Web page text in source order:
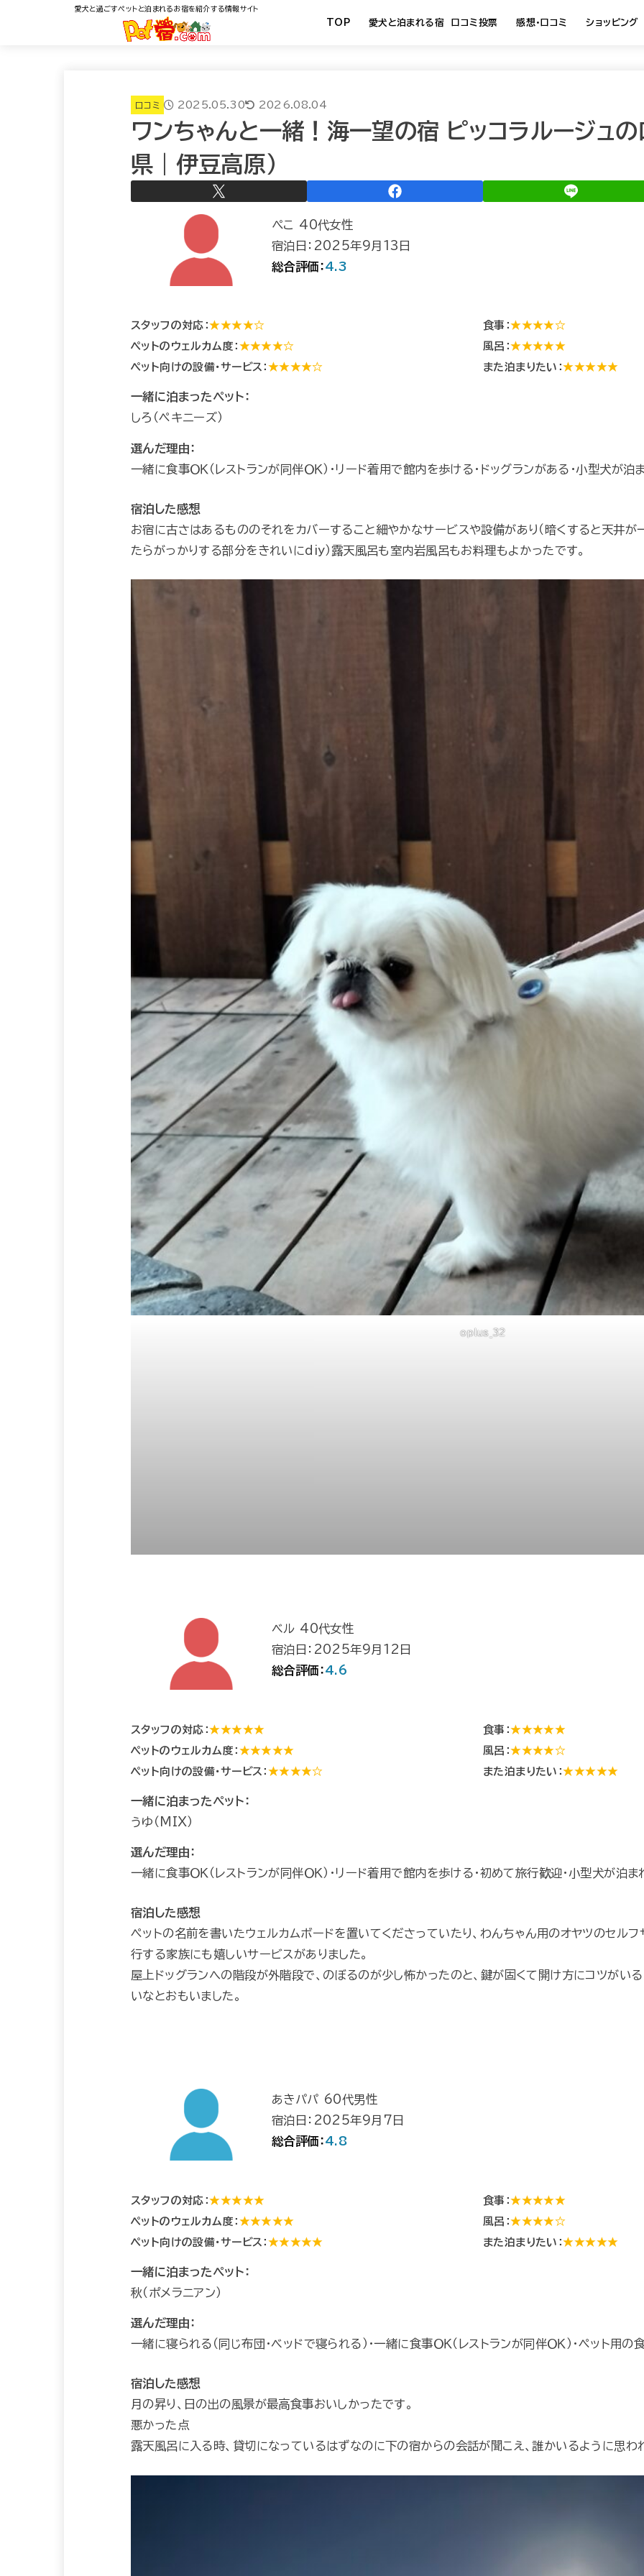
愛犬と過ごすペットと泊まれるお宿を紹介する情報サイト
TOP 愛犬と泊まれる宿 口コミ投票 感想・口コミ ショッピング
口コミ 2025.05.30 2026.08.04
ワンちゃんと一緒！海一望の宿 ピッコラルージュの
県｜伊豆高原）
ぺこ 40代女性
宿泊日：2025年9月13日
総合評価：4.3
スタッフの対応：★★★★☆
ペットのウェルカム度： ★★★★☆
ペット向けの設備・サービス： ★★★★☆
食事：★★★★☆
風呂：★★★★★
また泊まりたい：★★★★★
一緒に泊まったペット：
しろ（ペキニーズ）
選んだ理由：
一緒に食事ＯＫ（レストランが同伴ＯＫ）・リード着用で館内を歩ける・ドッグランがある・小型犬が泊
宿泊した感想
お宿に古さはあるもののそれをカバーすること細やかなサービスや設備があり（暗くすると天井が
たらがっかりする部分をきれいにdiy）露天風呂も室内岩風呂もお料理もよかったです。
oplus_32
ベル 40代女性
宿泊日：2025年9月12日
総合評価：4.6
スタッフの対応：★★★★★
ペットのウェルカム度： ★★★★★
ペット向けの設備・サービス： ★★★★☆
食事：★★★★★
風呂：★★★★☆
また泊まりたい：★★★★★
一緒に泊まったペット：
うゆ（MIX）
選んだ理由：
一緒に食事ＯＫ（レストランが同伴ＯＫ）・リード着用で館内を歩ける・初めて旅行歓迎・小型犬が泊ま
宿泊した感想
ペットの名前を書いたウェルカムボードを置いてくださっていたり、わんちゃん用のオヤツのセル
行する家族にも嬉しいサービスがありました。
屋上ドッグランへの階段が外階段で、のぼるのが少し怖かったのと、鍵が固くて開け方にコツがい
いなとおもいました。
あきパパ 60代男性
宿泊日：2025年9月7日
総合評価：4.8
スタッフの対応：★★★★★
ペットのウェルカム度： ★★★★★
ペット向けの設備・サービス： ★★★★★
食事：★★★★★
風呂：★★★★☆
また泊まりたい：★★★★★
一緒に泊まったペット：
秋（ポメラニアン）
選んだ理由：
一緒に寝られる（同じ布団・ベッドで寝られる）・一緒に食事ＯＫ（レストランが同伴ＯＫ）・ペット用の
宿泊した感想
月の昇り、日の出の風景が最高食事おいしかったです。
悪かった点
露天風呂に入る時、貸切になっているはずなのに下の宿からの会話が聞こえ、誰かいるように思わ